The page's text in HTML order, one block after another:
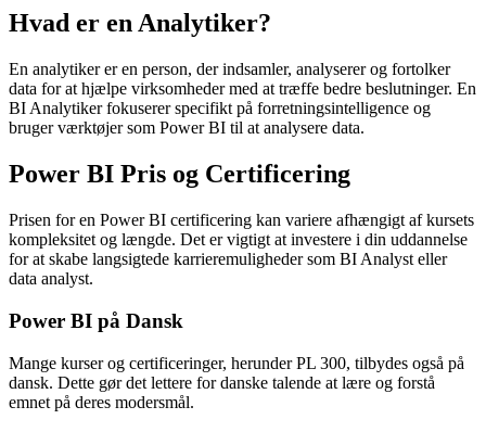
Hvad er en Analytiker?
En analytiker er en person, der indsamler, analyserer og fortolker
data for at hjælpe virksomheder med at træffe bedre beslutninger. En
BI Analytiker fokuserer specifikt på forretningsintelligence og
bruger værktøjer som Power BI til at analysere data.
Power BI Pris og Certificering
Prisen for en Power BI certificering kan variere afhængigt af kursets
kompleksitet og længde. Det er vigtigt at investere i din uddannelse
for at skabe langsigtede karrieremuligheder som BI Analyst eller
data analyst.
Power BI på Dansk
Mange kurser og certificeringer, herunder PL 300, tilbydes også på
dansk. Dette gør det lettere for danske talende at lære og forstå
emnet på deres modersmål.